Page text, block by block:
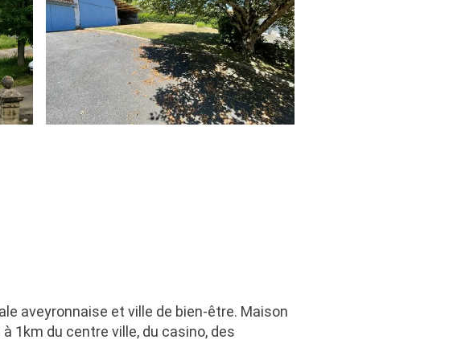
aveyronnaise et ville de bien-être. Maison
1km du centre ville, du casino, des